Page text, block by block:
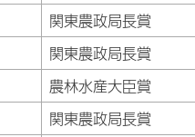
関東農政局長賞
関東農政局長賞
農林水産大臣賞
関東農政局長賞